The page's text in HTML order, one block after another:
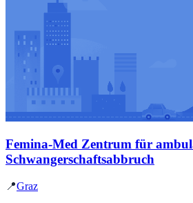
Femina-Med Zentrum für
Schwangerschaftsabbruch
📍Graz